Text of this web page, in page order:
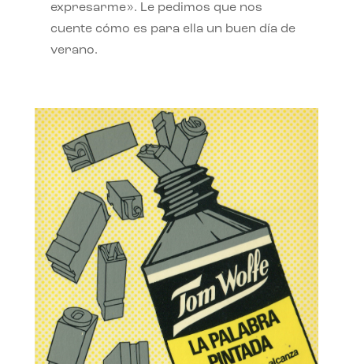
expresarme». Le pedimos que nos
cuente cómo es para ella un buen día de
verano.